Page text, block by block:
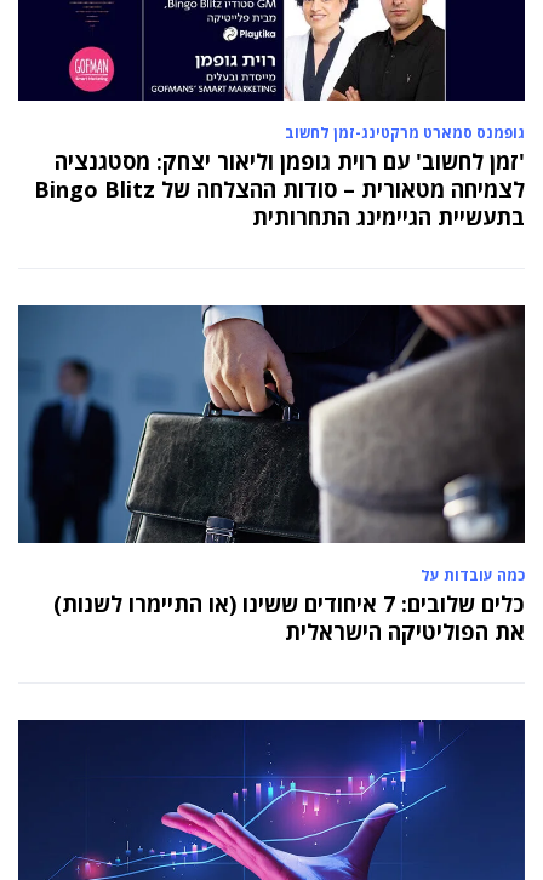
גופמנס סמארט מרקטינג-זמן לחשוב
'זמן לחשוב' עם רוית גופמן וליאור יצחק: מסטגנציה
לצמיחה מטאורית – סודות ההצלחה של Bingo Blitz
בתעשיית הגיימינג התחרותית
כמה עובדות על
כלים שלובים: 7 איחודים ששינו (או התיימרו לשנות)
את הפוליטיקה הישראלית